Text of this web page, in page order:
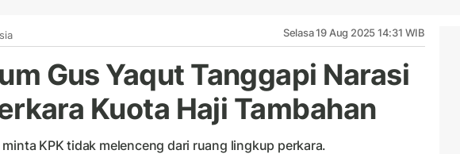
Selasa 19 Aug 2025 14:31 WIB
Gus Yaqut Tanggapi Narasi
Kuota Haji Tambahan
KPK tidak melenceng dari ruang lingkup perkara.